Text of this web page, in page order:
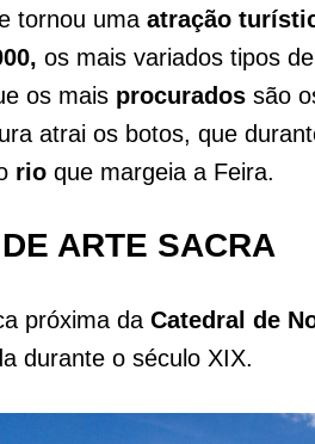
tornou uma atração
os mais variados tipos
os mais procurados são
atrai os botos, que
rio que margeia a Feira.
ARTE SACRA
próxima da Catedral de
durante o século XIX.